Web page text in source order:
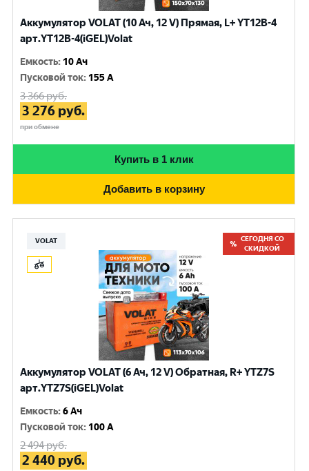
Аккумулятор VOLAT (10 Ач, 12 V) Прямая, L+ YT12B-4
арт.YT12B-4(iGEL)Volat
Емкость: 10 Ач
Пусковой ток: 155 A
3 366руб.
3 276 руб.
при обмене
Купить в 1 клик
Добавить в корзину
VOLAT
СЕГОДНЯ СО
СКИДКОЙ
Аккумулятор VOLAT (6 Ач, 12 V) Обратная, R+ YTZ7S
арт.YTZ7S(iGEL)Volat
Емкость:6 Ач
Пусковой ток: 100 A
2 494руб.
2 440 руб.